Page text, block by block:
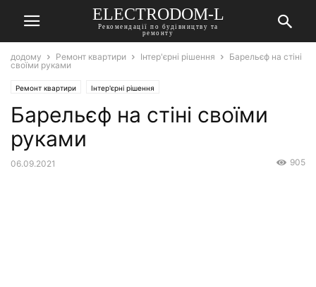
ELECTRODOM-L
Рекомендації по будівництву та
ремонту
додому Ремонт квартири Інтер'єрні рішення
Барельєф на стіні
своїми руками
Ремонт квартири Інтер'єрні рішення
Барельєф на стіні своїми
руками
06.09.2021 905